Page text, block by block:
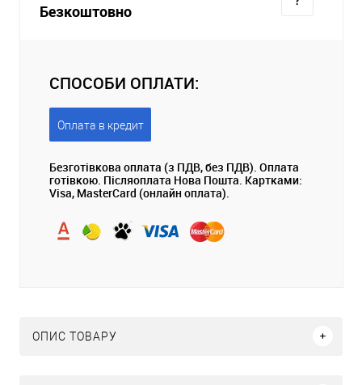
Безкоштовно
СПОСОБИ ОПЛАТИ:
Оплата в кредит
Безготівкова оплата (з ПДВ, без ПДВ). Оплата
готівкою. Післяоплата Нова Пошта. Картками:
Visa, MasterCard (онлайн оплата).
ОПИС ТОВАРУ